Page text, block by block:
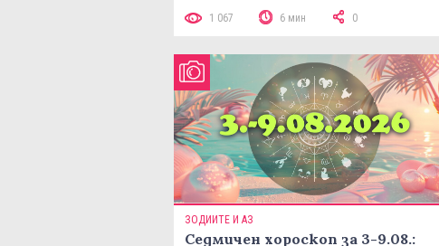
1 067 6 мин 0
ЗОДИИТЕ И АЗ
Седмичен хороскоп за 3-9.08.: